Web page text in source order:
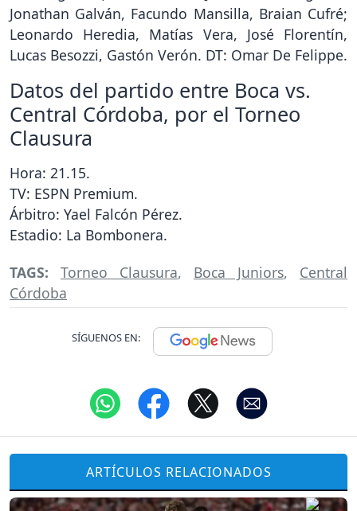
Jonathan Galván, Facundo Mansilla, Braian Cufré;
Leonardo Heredia, Matías Vera, José Florentín,
Lucas Besozzi, Gastón Verón. DT: Omar De Felippe.
Datos del partido entre Boca vs.
Central Córdoba, por el Torneo
Clausura
Hora: 21.15.
TV: ESPN Premium.
Árbitro: Yael Falcón Pérez.
Estadio: La Bombonera.
TAGS: Torneo Clausura, Boca Juniors, Central
Córdoba
SÍGUENOS EN:
ARTÍCULOS RELACIONADOS